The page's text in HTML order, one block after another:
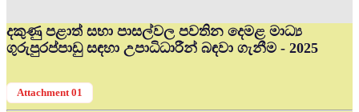
දකුණු පළාත් සභා පාසල්වල පවතින දෙමළ මාධ්‍ය
ගුරුපුරප්පාඩු සඳහා උපාධිධාරීන් බඳවා ගැනීම - 2025
Attachment 01